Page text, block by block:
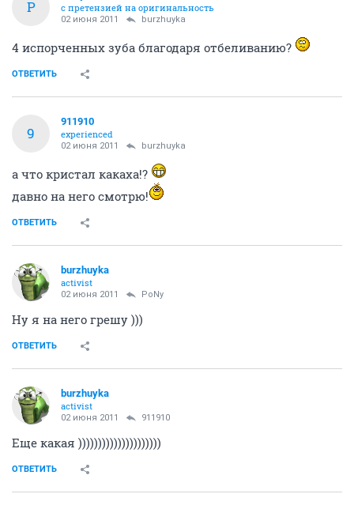
P
с претензией на оригинальность
02 июня 2011 burzhuyka
4 испорченных зуба благодаря отбеливанию?
ОТВЕТИТЬ
9
911910
experienced
02 июня 2011 burzhuyka
а что кристал какаха!?
давно на него смотрю!
ОТВЕТИТЬ
burzhuyka
activist
02 июня 2011 PoNy
Ну я на него грешу )))
ОТВЕТИТЬ
burzhuyka
activist
02 июня 2011 911910
Еще какая )))))))))))))))))))))
ОТВЕТИТЬ